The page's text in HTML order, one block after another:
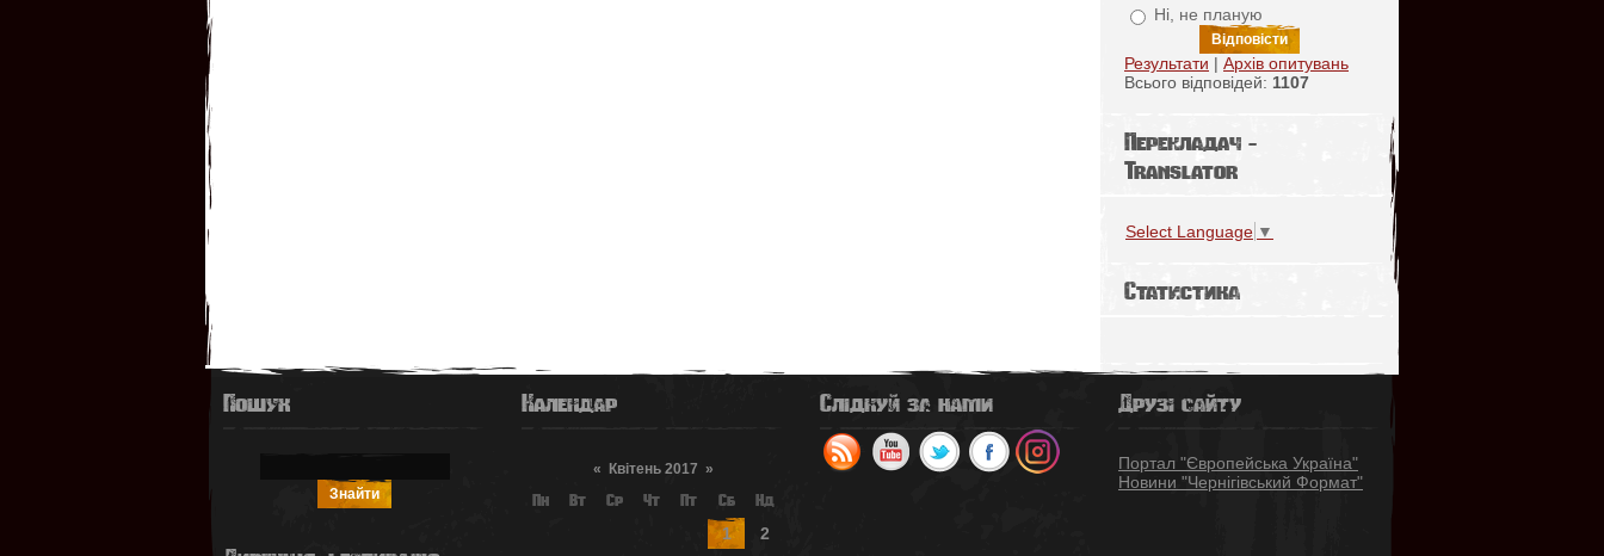
Ні, не планую
Результати | Архів опитувань
Всього відповідей: 1107
Перекладач -
Translator
Select Language ▼
Статистика
Пошук Календар
« Квітень 2017 »
Пн Вт Ср Чт Пт Сб Нд
1 2
Слідкуй за нами Друзі сайту
Портал "Європейська Україна"
Новини "Чернігівський Формат"